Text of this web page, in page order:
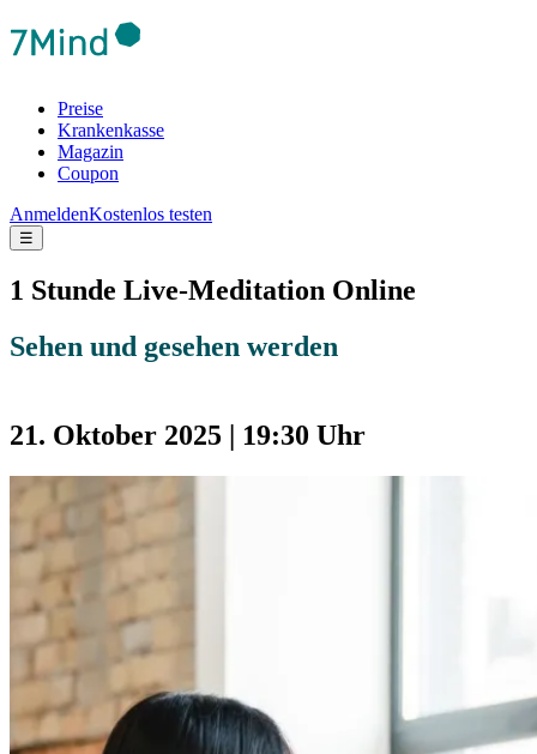
Preise
Krankenkasse
Magazin
Coupon
AnmeldenKostenlos testen
☰
1 Stunde Live-Meditation Online
Sehen und gesehen werden
21. Oktober 2025 | 19:30 Uhr